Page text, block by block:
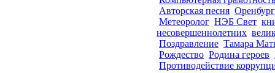
Авторская песня
Метеоролог НЭБ Свет
несовершеннолетних
Поздравление Тамара
Рождество Родина героев
Противодействие